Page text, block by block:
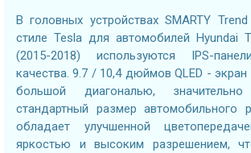
В головных устройствах SMARTY
стиле Tesla для автомобилей Hyundai
(2015-2018) используются IPS-
качества. 9.7 / 10,4 дюймов QLED - экран
большой диагональю,
стандартный размер автомобильного
обладает улучшенной
яркостью и высоким разрешением,